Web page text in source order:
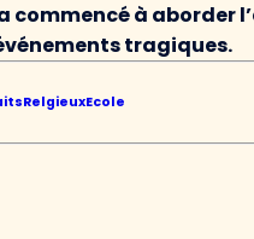
commencé à aborder
tragiques.